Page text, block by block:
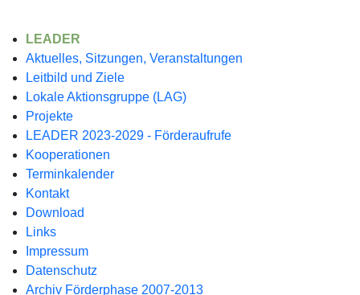
LEADER
Aktuelles, Sitzungen, Veranstaltungen
Leitbild und Ziele
Lokale Aktionsgruppe (LAG)
Projekte
LEADER 2023-2029 - Förderaufrufe
Kooperationen
Terminkalender
Kontakt
Download
Links
Impressum
Datenschutz
Archiv Förderphase 2007-2013